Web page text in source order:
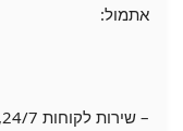
אתמול: